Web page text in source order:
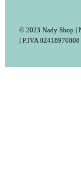
© 2023 Nady Shop |
| P.IVA 02418970808